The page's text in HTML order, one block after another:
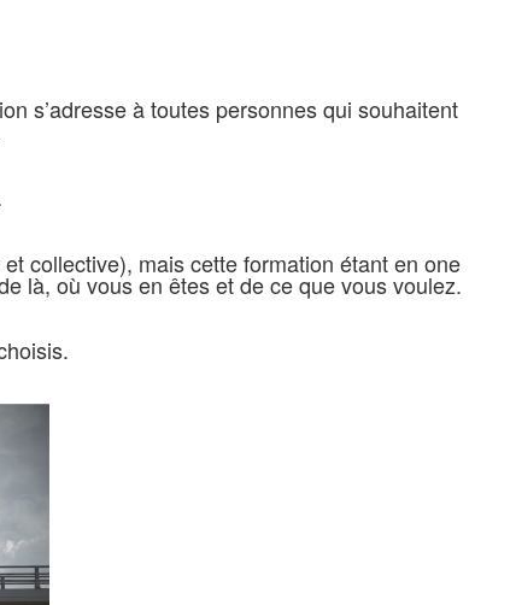
s’adresse à toutes personnes qui souhaitent
collective), mais cette formation étant en one
là, où vous en êtes et de ce que vous voulez.